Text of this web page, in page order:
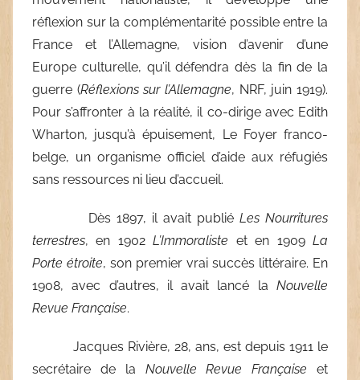
réflexion sur la complémentarité possible entre la
France et l’Allemagne, vision d’avenir d’une
Europe culturelle, qu’il défendra dès la fin de la
guerre (Réflexions sur l’Allemagne, NRF, juin 1919).
Pour s’affronter à la réalité, il co-dirige avec Edith
Wharton, jusqu’à épuisement, Le Foyer franco-
belge, un organisme officiel d’aide aux réfugiés
sans ressources ni lieu d’accueil.
Dès 1897, il avait publié Les Nourritures
terrestres, en 1902L’Immoraliste et en 1909La
Porte étroite, son premier vrai succès littéraire. En
1908, avec d’autres, il avait lancé la Nouvelle
Revue Française.
Jacques Rivière, 28, ans, est depuis 1911 le
secrétaire de la Nouvelle Revue Française et